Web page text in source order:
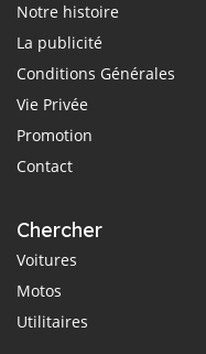
Notre histoire
La publicité
Conditions Générales
Vie Privée
Promotion
Contact
Chercher
Voitures
Motos
Utilitaires